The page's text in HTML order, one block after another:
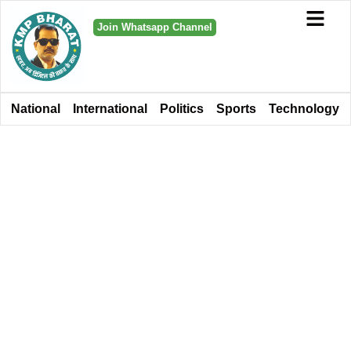
Join Whatsapp Channel
National International Politics Sports Technology